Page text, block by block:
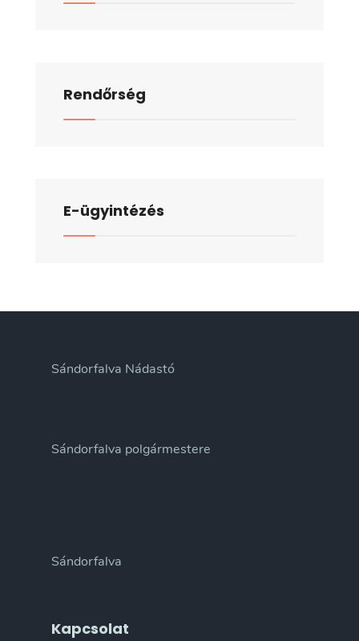
Rendőrség
E-ügyintézés
Sándorfalva Nádastó
Sándorfalva polgármestere
Sándorfalva
Kapcsolat